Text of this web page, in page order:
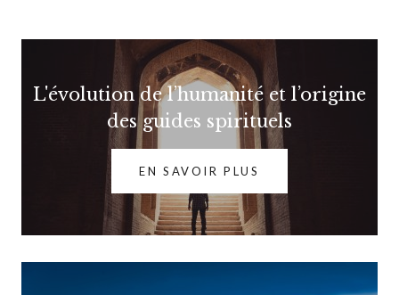
L'évolution de l’humanité et l’origine
des guides spirituels
EN SAVOIR PLUS